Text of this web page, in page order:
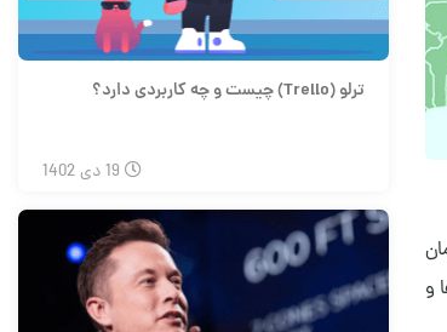
و
ترلو (Trello) چیست و چه کاربردی دارد؟
19دی1402